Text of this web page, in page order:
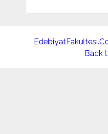
Back